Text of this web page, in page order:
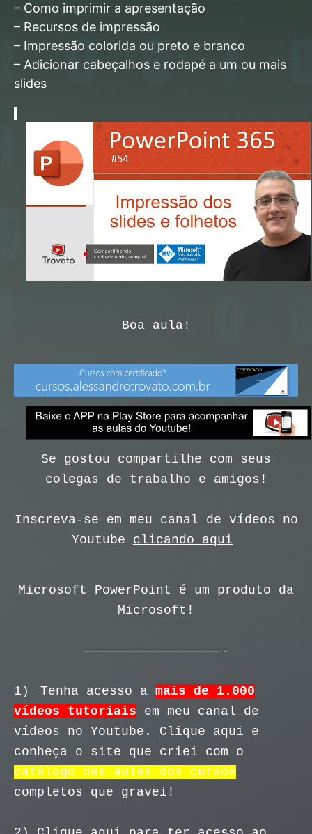
– Como imprimir a apresentação
– Recursos de impressão
– Impressão colorida ou preto e branco
– Adicionar cabeçalhos e rodapé a um ou mais
slides
Boa aula!
Se gostou compartilhe com seus
colegas de trabalho e amigos!
Inscreva-se em meu canal de vídeos no
Youtube clicando aqui
Microsoft PowerPoint é um produto da
Microsoft!
——————————————————-
1) Tenha acesso a mais de 1.000
vídeos tutoriais em meu canal de
vídeos no Youtube. Clique aqui e
conheça o site que criei com o
catálogo das aulas dos cursos
completos que gravei!